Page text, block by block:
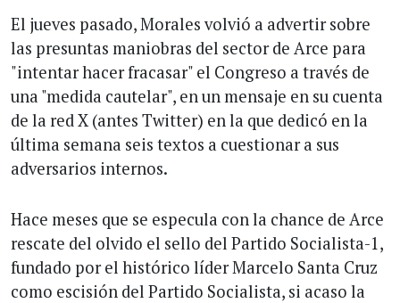
El jueves pasado, Morales volvió a advertir sobre
las presuntas maniobras del sector de Arce para
"intentar hacer fracasar" el Congreso a través de
una "medida cautelar", en un mensaje en su cuenta
de la red X (antes Twitter) en la que dedicó en la
última semana seis textos a cuestionar a sus
adversarios internos.
Hace meses que se especula con la chance de Arce
rescate del olvido el sello del Partido Socialista-1,
fundado por el histórico líder Marcelo Santa Cruz
como escisión del Partido Socialista, si acaso la